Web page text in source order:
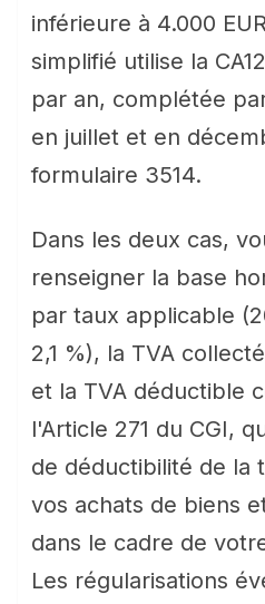
inférieure à 4.000
simplifié utilise la
par an, complétée
en juillet et en
formulaire 3514.
Dans les deux cas,
renseigner la base
par taux applicable
2,1 %), la TVA
et la TVA déductible
l'Article 271 du CGI,
de déductibilité de la
vos achats de biens
dans le cadre de
Les régularisations